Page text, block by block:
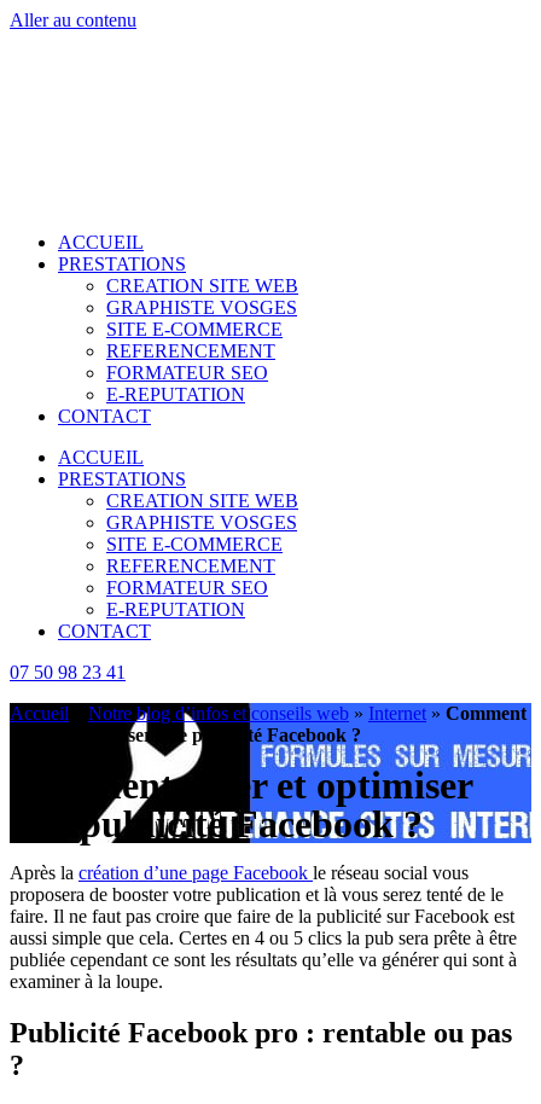
Aller au contenu
ACCUEIL
PRESTATIONS
CREATION SITE WEB
GRAPHISTE VOSGES
SITE E-COMMERCE
REFERENCEMENT
FORMATEUR SEO
E-REPUTATION
CONTACT
ACCUEIL
PRESTATIONS
CREATION SITE WEB
GRAPHISTE VOSGES
SITE E-COMMERCE
REFERENCEMENT
FORMATEUR SEO
E-REPUTATION
CONTACT
07 50 98 23 41
Accueil
Notre blog d’infos et conseils web » Internet » Comment
créer et optimiser une publicité Facebook ?
Comment créer et optimiser
une publicité Facebook ?
Après la création d’une page Facebook le réseau social vous
proposera de booster votre publication et là vous serez tenté de le
faire. Il ne faut pas croire que faire de la publicité sur Facebook est
aussi simple que cela. Certes en 4 ou 5 clics la pub sera prête à être
publiée cependant ce sont les résultats qu’elle va générer qui sont à
examiner à la loupe.
Publicité Facebook pro : rentable ou pas
?